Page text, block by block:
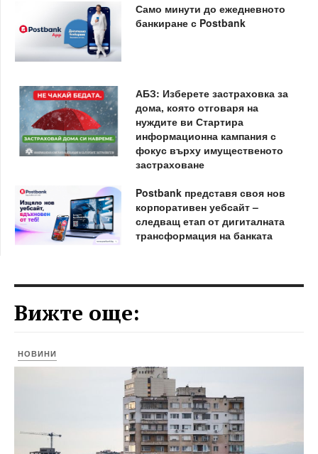
Само минути до ежедневното
банкиране с Postbank
АБЗ: Изберете застраховка за
дома, която отговаря на
нуждите ви Стартира
информационна кампания с
фокус върху имущественото
застраховане
Postbank представя своя нов
корпоративен уебсайт –
следващ етап от дигиталната
трансформация на банката
Вижте още:
НОВИНИ